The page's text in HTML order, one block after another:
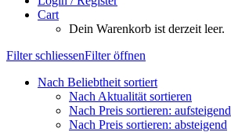
Cart
Dein Warenkorb ist derzeit leer.
Filter schliessenFilter öffnen
Nach Beliebtheit sortiert
Nach Aktualität sortieren
Nach Preis sortieren: aufsteigend
Nach Preis sortieren: absteigend